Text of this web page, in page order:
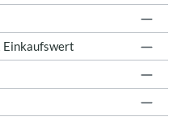
Einkaufswert